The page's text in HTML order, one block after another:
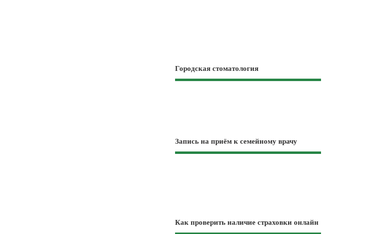
Городская стоматология
Запись на приём к семейному врачу
Как проверить наличие страховки онлайн